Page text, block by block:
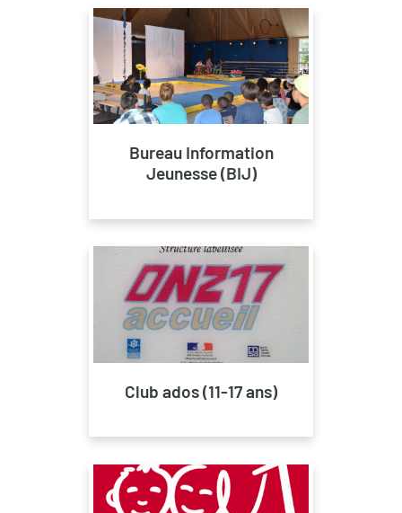
Bureau Information
Jeunesse (BIJ)
Club ados (11-17 ans)